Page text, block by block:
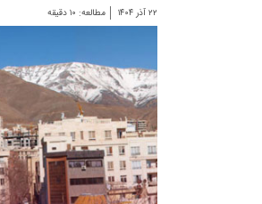
۲۲ آذر ۱۴۰۴ مطالعه: ۱۰ دقیقه